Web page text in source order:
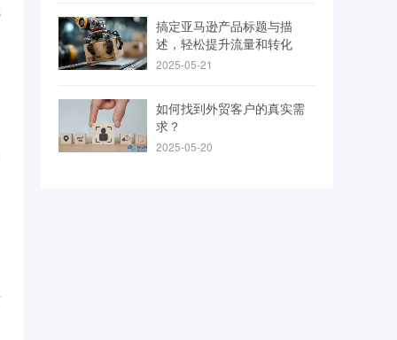
搞定亚马逊产品标题与描
述，轻松提升流量和转化
2025-05-21
如何找到外贸客户的真实需
求？
2025-05-20